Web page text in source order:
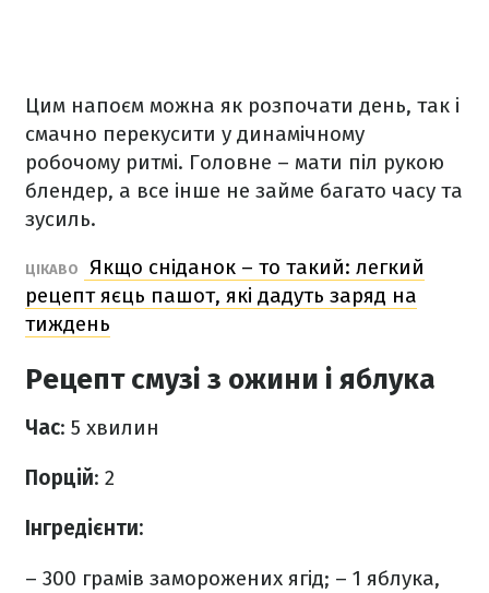
Цим напоєм можна як розпочати день, так і
смачно перекусити у динамічному
робочому ритмі. Головне – мати піл рукою
блендер, а все інше не займе багато часу та
зусиль.
ЦІКАВО
Якщо сніданок – то такий: легкий
рецепт яєць пашот, які дадуть заряд на
тиждень
Рецепт смузі з ожини і яблука
Час: 5 хвилин
Порцій: 2
Інгредієнти:
– 300 грамів заморожених ягід; – 1 яблука,